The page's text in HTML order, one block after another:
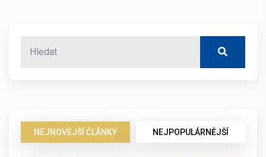
NEJNOVĚJŠÍ ČLÁNKY NEJPOPULÁRNĚJŠÍ